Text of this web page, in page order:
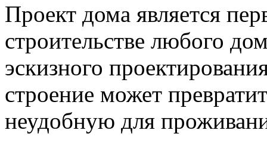
Проект дома является
строительстве любого
эскизного
строение может
неудобную для